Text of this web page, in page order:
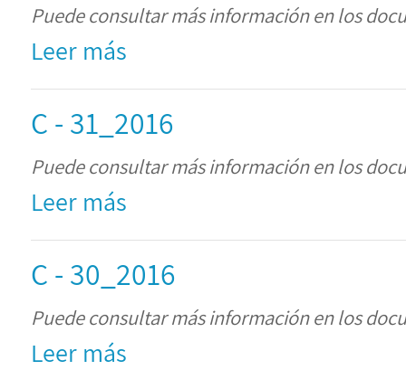
Puede consultar más información en los
Leer más
C - 31_2016
Puede consultar más información en los
Leer más
C - 30_2016
Puede consultar más información en los
Leer más